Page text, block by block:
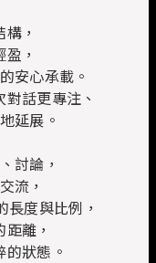
，
，
安心承載。
話更專注、
延展。
討論，
流，
長度與比例，
離，
狀態。